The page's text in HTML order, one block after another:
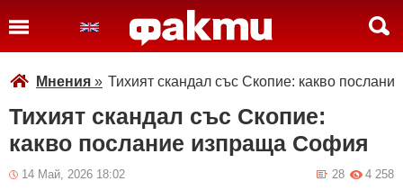
Мнения » Тихият скандал със Скопие: какво
Тихият скандал със Скопие:
какво послание изпраща София
14 Май, 2026 18:02 4 258
28